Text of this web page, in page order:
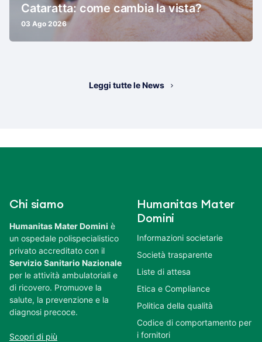
Cataratta: come cambia la vista?
03 Ago 2026
Leggi tutte le News
Chi siamo
Humanitas Mater Domini è
un ospedale polispecialistico
privato accreditato con il
Servizio Sanitario Nazionale
per le attività ambulatoriali e
di ricovero. Promuove la
salute, la prevenzione e la
diagnosi precoce.
Scopri di più
Humanitas Mater
Domini
Informazioni societarie
Società trasparente
Liste di attesa
Etica e Compliance
Politica della qualità
Codice di comportamento per
i fornitori